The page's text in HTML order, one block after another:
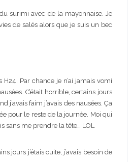
surimi avec de la mayonnaise. Je
de salés alors que je suis un bec
H24. Par chance je n’ai jamais vomi
C’était horrible, certains jours
j’avais faim j’avais des nausées. Ça
pour le reste de la journée. Moi qui
sans me prendre la tête… LOL
jours j’étais cuite, j’avais besoin de